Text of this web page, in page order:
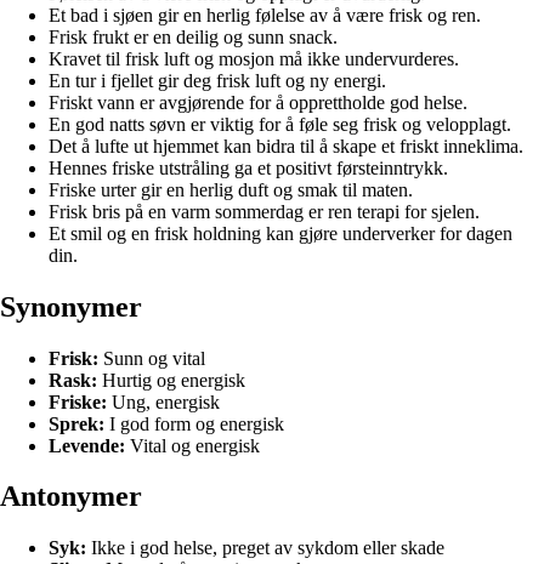
Et bad i sjøen gir en herlig følelse av å være frisk og ren.
Frisk frukt er en deilig og sunn snack.
Kravet til frisk luft og mosjon må ikke undervurderes.
En tur i fjellet gir deg frisk luft og ny energi.
Friskt vann er avgjørende for å opprettholde god helse.
En god natts søvn er viktig for å føle seg frisk og velopplagt.
Det å lufte ut hjemmet kan bidra til å skape et friskt inneklima.
Hennes friske utstråling ga et positivt førsteinntrykk.
Friske urter gir en herlig duft og smak til maten.
Frisk bris på en varm sommerdag er ren terapi for sjelen.
Et smil og en frisk holdning kan gjøre underverker for dagen
din.
Synonymer
Frisk: Sunn og vital
Rask: Hurtig og energisk
Friske: Ung, energisk
Sprek: I god form og energisk
Levende: Vital og energisk
Antonymer
Syk: Ikke i god helse, preget av sykdom eller skade